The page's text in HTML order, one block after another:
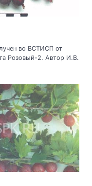
во ВСТИСП от
Розовый-2. Автор И.В.